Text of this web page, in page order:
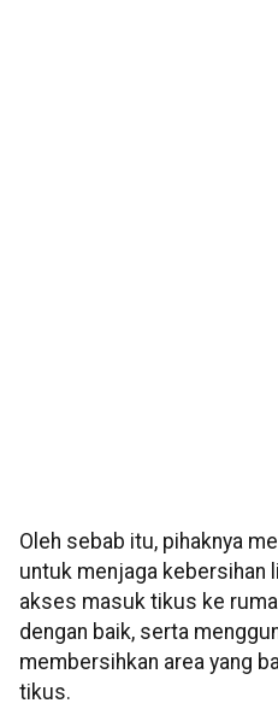
Oleh sebab itu, pihaknya
untuk menjaga kebersihan
akses masuk tikus ke
dengan baik, serta
membersihkan area yang
tikus.